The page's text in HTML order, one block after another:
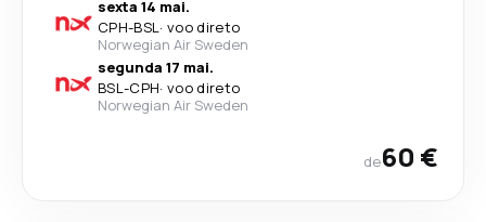
sexta 14 mai.
CPH-BSL· voo direto
Norwegian Air Sweden
segunda 17 mai.
BSL-CPH· voo direto
Norwegian Air Sweden
de60 €